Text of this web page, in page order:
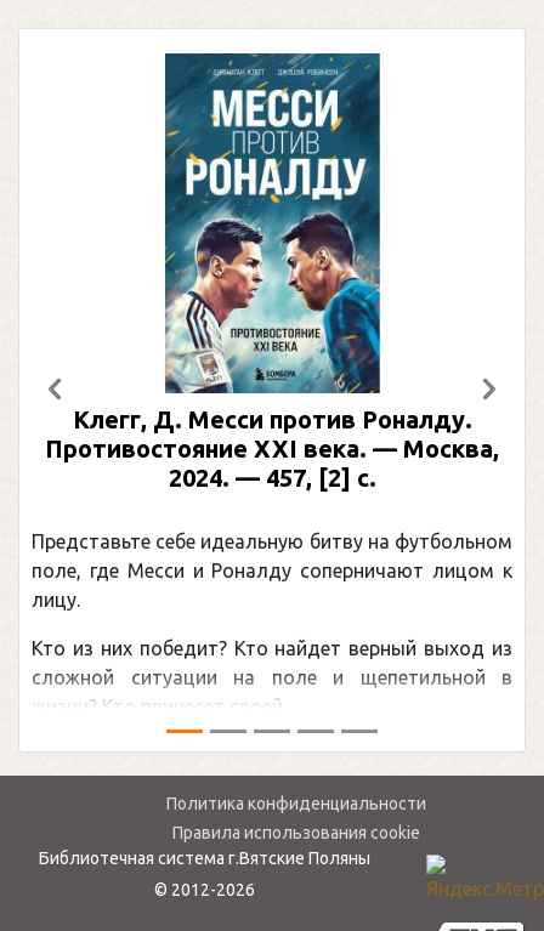
Клегг, Д. Месси против Роналду.
Противостояние XXI века. — Москва,
2024. — 457, [2] с.
Представьте себе идеальную битву на футбольном
поле, где Месси и Роналду соперничают лицом к
лицу.
Кто из них победит? Кто найдет верный выход из
сложной ситуации на поле и щепетильной в
жизни? Кто принесет своей ...
Предыдущий
Политика конфиденциальности
Правила использования cookie
Библиотечная система г.Вятские Поляны
© 2012-2026